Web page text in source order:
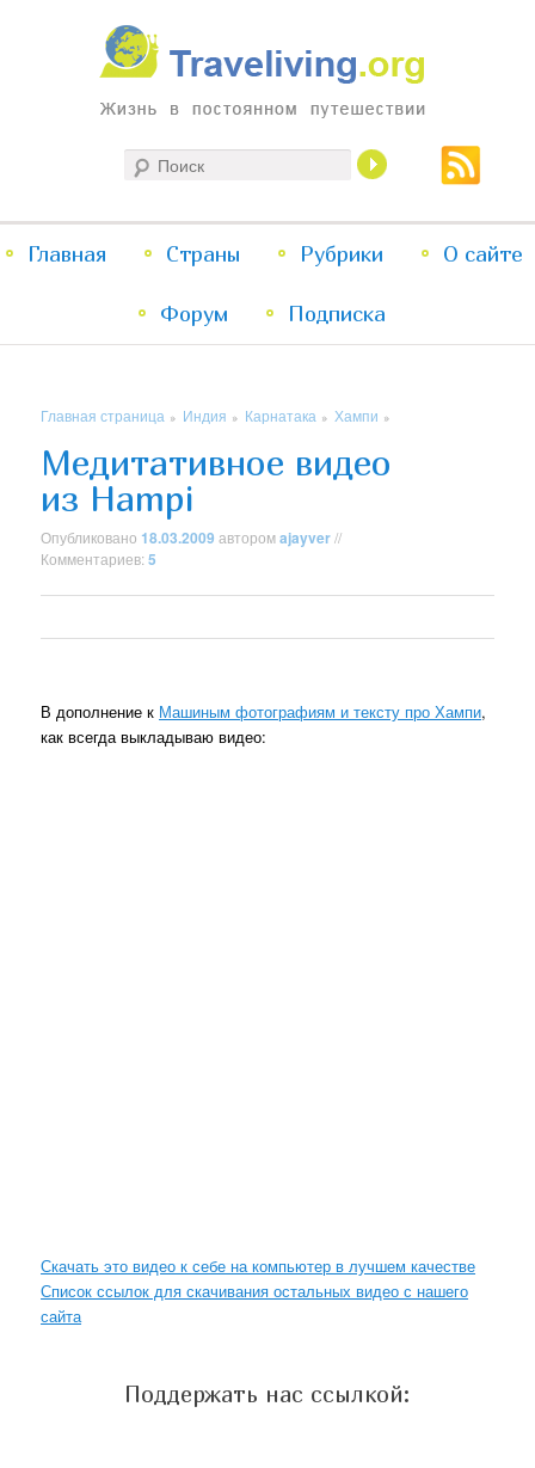
Traveliving
Жизнь в постоянном путешествии
меню
Перейти
к
Перейти
к
Главная Страны Рубрики О сайте
Форум Подписка
Главная страница » Индия » Карнатака » Хампи »
Медитативное видео
из Hampi
Опубликовано 18.03.2009 авторомajayver//
Комментариев:5
В дополнение к Машиным фотографиям и тексту про Хампи,
как всегда выкладываю видео:
Скачать это видео к себе на компьютер в лучшем качестве
Список ссылок для скачивания остальных видео с нашего
сайта
Поддержать нас ссылкой: